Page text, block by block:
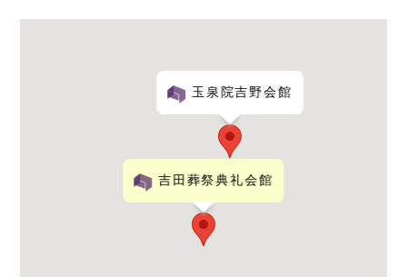
吉田葬祭典礼会館
玉泉院吉野会館